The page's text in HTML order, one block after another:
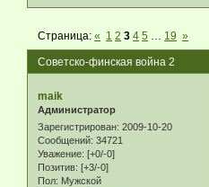
Советско-финская война 2
Страница:« 1 2 3 4 5 19 »
maik
Администратор
Зарегистрирован: 2009-10-20
Сообщений: 34721
Уважение: [+0/-0]
Позитив: [+3/-0]
Пол: Мужской